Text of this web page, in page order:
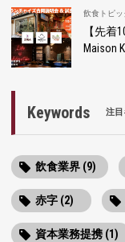
飲食トピッ
【先着
Maison
Keywords 注目
飲食業界 (9)
赤字 (2)
資本業務提携 (1)